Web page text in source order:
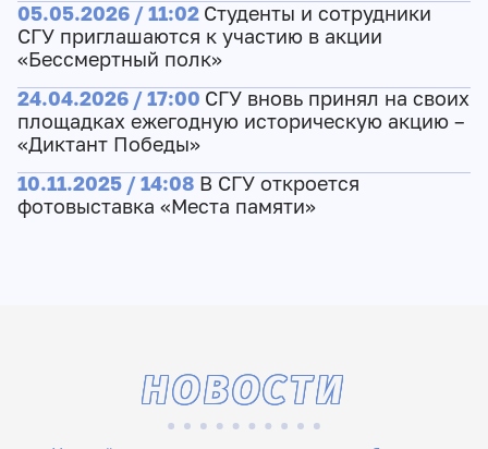
05.05.2026 / 11:02 Студенты и сотрудники
СГУ приглашаются к участию в акции
«Бессмертный полк»
24.04.2026 / 17:00 СГУ вновь принял на своих
площадках ежегодную историческую акцию –
«Диктант Победы»
10.11.2025 / 14:08 В СГУ откроется
фотовыставка «Места памяти»
НОВОСТИ